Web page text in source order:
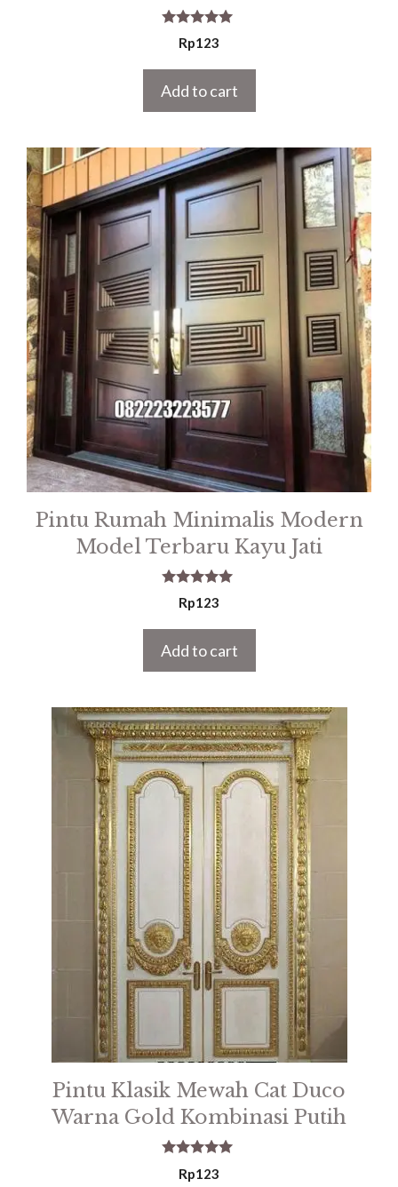
5.00
out of 5
Rp123
Add to cart
Pintu Rumah Minimalis Modern
Model Terbaru Kayu Jati
5.00
out of 5
Rp123
Add to cart
Pintu Klasik Mewah Cat Duco
Warna Gold Kombinasi Putih
5.00
out of 5
Rp123